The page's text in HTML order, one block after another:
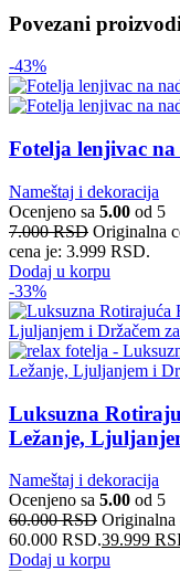
Povezani proizvodi
-43%
Fotelja lenjivac
Nameštaj i dekoracija
Ocenjeno sa 5.00 od 5
7.000RSD Originalna
cena je: 3.999 RSD.
Dodaj u korpu
-33%
Luksuzna
Ležanje,
Nameštaj i dekoracija
Ocenjeno sa 5.00 od 5
60.000RSD Originalna
60.000 RSD.39.999
Dodaj u korpu